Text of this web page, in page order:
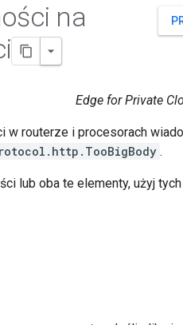
na
Edge for Private
w routerze i procesorach
.
lub oba te elementy, użyj tych